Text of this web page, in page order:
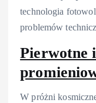
technologia
problemów
Pierwotne
W próżni